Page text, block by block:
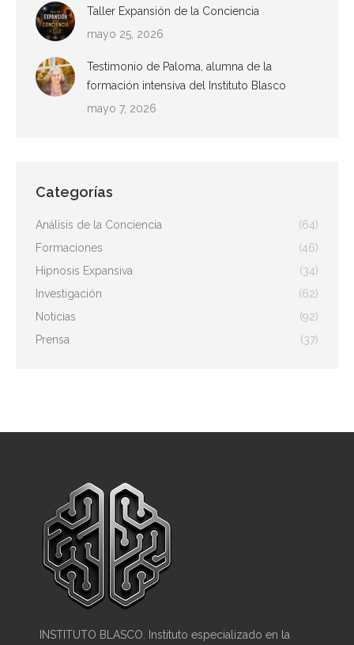
Taller Expansión de la Conciencia
mayo 25, 2026
Testimonio de Paloma, alumna de la
formación intensiva del Instituto Blasco
mayo 7, 2026
Categorías
Análisis de la Conciencia
(64)
Formaciones
(46)
Hipnosis Expansiva
(34)
Investigación
(62)
Noticias
(92)
Prensa
(37)
INSTITUTO BLASCO. Instituto especializado en la